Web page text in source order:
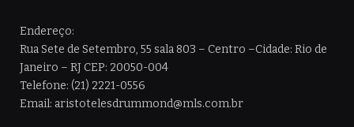
Endereço:
Rua Sete de Setembro, 55 sala 803 – Centro –Cidade: Rio de
Janeiro – RJ CEP: 20050-004
Telefone: (21) 2221-0556
Email: aristotelesdrummond@mls.com.br